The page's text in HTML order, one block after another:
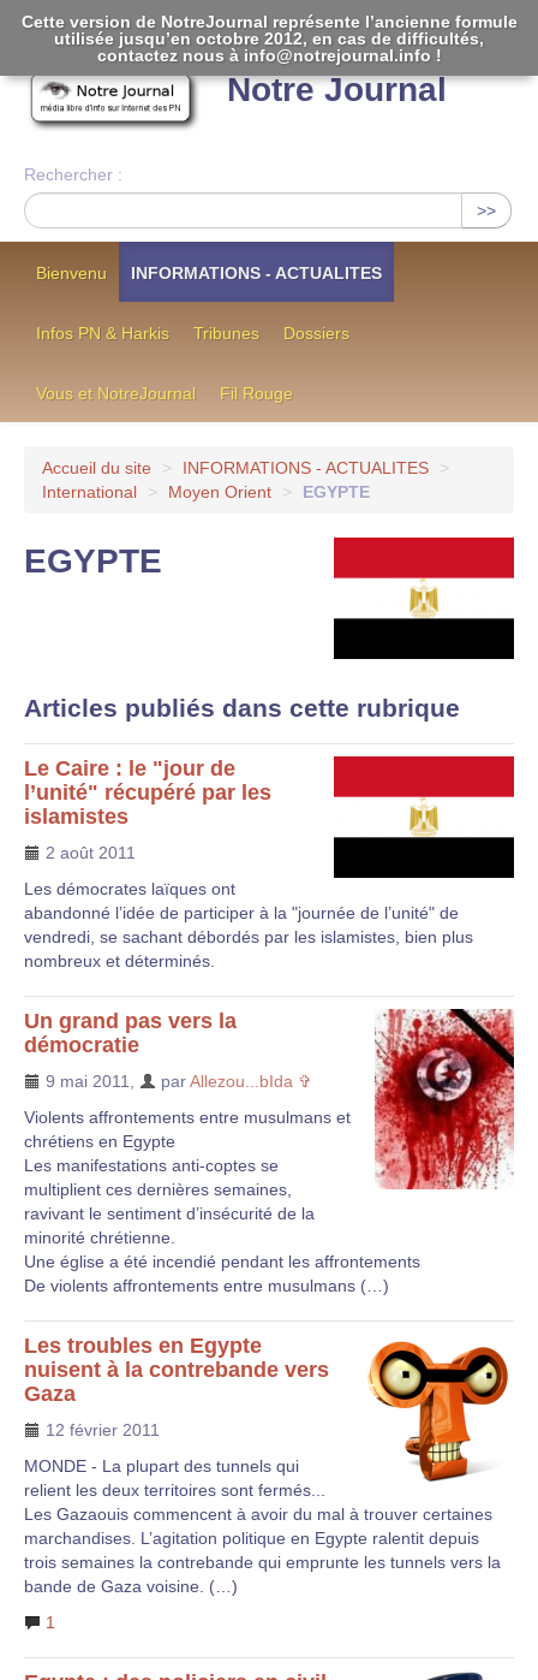
Notre Journal
Rechercher :
>>
Bienvenu INFORMATIONS - ACTUALITES
Infos PN & Harkis Tribunes Dossiers
Vous et NotreJournal Fil Rouge
Accueil du site > INFORMATIONS - ACTUALITES
>
International
> Moyen Orient > EGYPTE
EGYPTE
Articles publiés dans cette rubrique
Le Caire : le "jour de
l’unité" récupéré par les
islamistes
2 août 2011
Les démocrates laïques ont
abandonné l’idée de participer à la "journée de l’unité" de
vendredi, se sachant débordés par les islamistes, bien plus
nombreux et déterminés.
Un grand pas vers la
démocratie
9 mai 2011 parAllezou...bIda ✞
Violents affrontements entre musulmans et
chrétiens en Egypte
Les manifestations anti-coptes se
multiplient ces dernières semaines,
ravivant le sentiment d’insécurité de la
minorité chrétienne.
Une église a été incendié pendant les affrontements
De violents affrontements entre musulmans (…)
Les troubles en Egypte
nuisent à la contrebande vers
Gaza
12 février 2011
MONDE - La plupart des tunnels qui
relient les deux territoires sont fermés...
Les Gazaouis commencent à avoir du mal à trouver certaines
marchandises. L’agitation politique en Egypte ralentit depuis
trois semaines la contrebande qui emprunte les tunnels vers la
bande de Gaza voisine. (…)
1
Cette version de NotreJournal représente l’ancienne formule
utilisée jusqu’en octobre 2012, en cas de difficultés,
contactez nous à info@notrejournal.info !